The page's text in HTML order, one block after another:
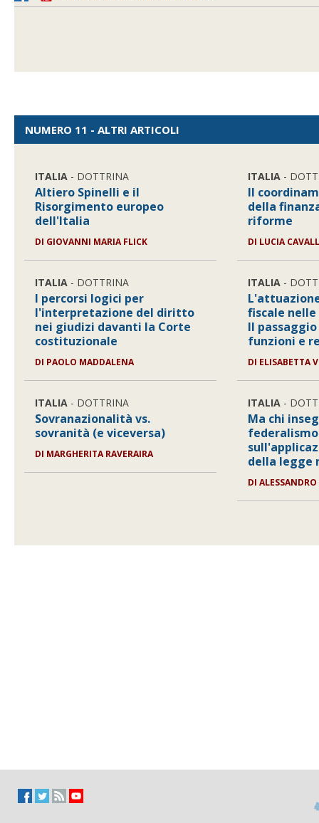
NUMERO 11 - ALTRI ARTICOLI
ITALIA - DOTTRINA
Altiero Spinelli e il
Risorgimento europeo
dell'Italia
DI GIOVANNI MARIA FLICK
ITALIA - DOTTRINA
I percorsi logici per
l'interpretazione del diritto
nei giudizi davanti la Corte
costituzionale
DI PAOLO MADDALENA
ITALIA - DOTTRINA
Sovranazionalità vs.
sovranità (e viceversa)
DI MARGHERITA RAVERAIRA
ITALIA -
Il
della
riforme
DI LUCIA
ITALIA -
fiscale nelle
Il
funzioni e
DI ELISABETTA
ITALIA -
Ma chi
della legge
DI ALESSANDRO